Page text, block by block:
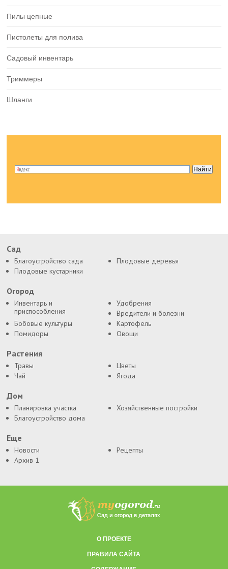
Пилы цепные
Пистолеты для полива
Садовый инвентарь
Триммеры
Шланги
Сад
Благоустройство сада
Плодовые деревья
Плодовые кустарники
Огород
Инвентарь и
приспособления
Удобрения
Вредители и болезни
Бобовые культуры
Картофель
Помидоры
Овощи
Растения
Травы
Цветы
Чай
Ягода
Дом
Планировка участка
Хозяйственные постройки
Благоустройство дома
Еще
Новости
Рецепты
Архив 1
О ПРОЕКТЕ
ПРАВИЛА САЙТА